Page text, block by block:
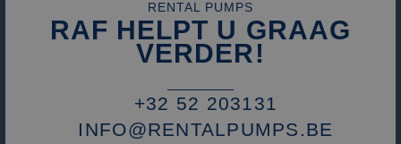
RENTAL PUMPS
RAF HELPT U GRAAG
VERDER!
+32 52 203131
INFO@RENTALPUMPS.BE